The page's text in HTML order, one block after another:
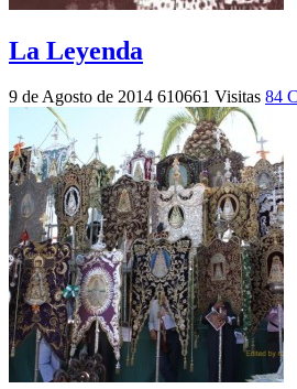
La Leyenda
9 de Agosto de 2014 610661 Visitas 84